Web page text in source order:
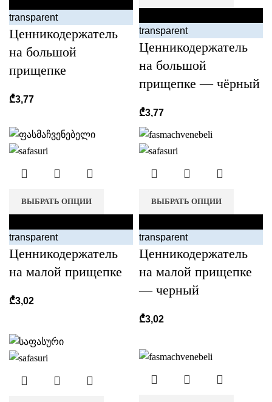
transparent
Ценникодержатель
на большой
прищепке
₾3,77
transparent
Ценникодержатель
на большой
прищепке — чёрный
₾3,77
ВЫБРАТЬ ОПЦИИ
transparent
Ценникодержатель
на малой прищепке
₾3,02
ВЫБРАТЬ ОПЦИИ
transparent
Ценникодержатель
на малой прищепке
— черный
₾3,02